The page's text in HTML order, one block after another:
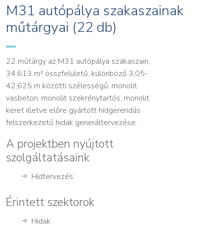
M31 autópálya szakaszainak
műtárgyai (22 db)
22 műtárgy az M31 autópálya szakaszain,
34.613 m² összfelületű, különböző 3,05-
42,625 m közötti szélességű, monolit
vasbeton, monolit szekrénytartós, monolit
keret illetve előre gyártott hídgerendás
felszerkezetű hidak generáltervezése.
A projektben nyújtott
szolgáltatásaink
Hídtervezés
Érintett szektorok
Hidak